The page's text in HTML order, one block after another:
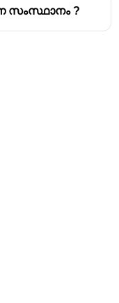
സംസ്ഥാനം ?